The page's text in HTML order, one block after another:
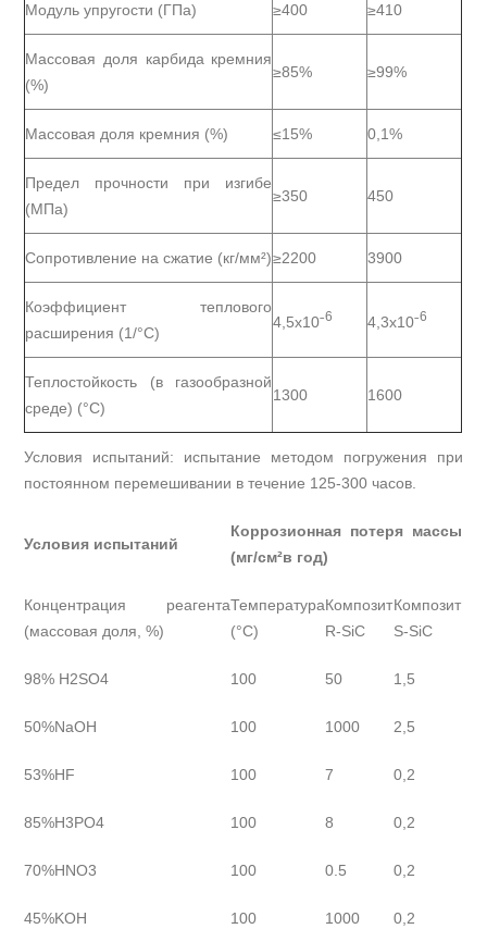
Модуль упругости (ГПа) ≥400 ≥410
Массовая доля карбида кремния
(%)
≥85% ≥99%
Массовая доля кремния (%) ≤15% 0,1%
Предел прочности при изгибе
(МПа)
≥350 450
Сопротивление на сжатие (кг/мм²)≥2200 3900
Коэффициент теплового
расширения (1/°C)
4,5x10ˉ6 4,3x10ˉ6
Теплостойкость (в газообразной
среде) (°C)
1300 1600
Условия испытаний: испытание методом погружения при
постоянном перемешивании в течение 125-300 часов.
Условия испытаний
Коррозионная потеря массы
(мг/см²в год)
Концентрация реагента
(массовая доля, %)
Температура
(°C)
Композит
R-SiC
Композит
S-SiC
98% H2SO4 100 50 1,5
50%NaOH 100 1000 2,5
53%HF 100 7 0,2
85%H3PO4 100 8 0,2
70%HNO3 100 0.5 0,2
45%KOH 100 1000 0,2